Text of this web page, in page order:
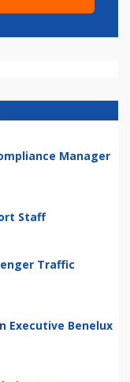
Manager
Staff
Traffic
Executive Benelux